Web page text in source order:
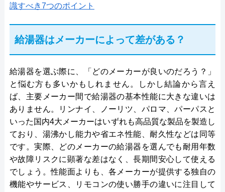
識すべき7つのポイント
給湯器はメーカーによって差がある？
給湯器を選ぶ際に、「どのメーカーが良いのだろう？」
と悩む方も多いかもしれません。しかし結論から言え
ば、主要メーカー間で給湯器の基本性能に大きな違いは
ありません。リンナイ、ノーリツ、パロマ、パーパスと
いった国内4大メーカーはいずれも高品質な製品を製造し
ており、湯沸かし能力や省エネ性能、耐久性などは同等
です。実際、どのメーカーの給湯器を選んでも耐用年数
や故障リスクに顕著な差はなく、長期間安心して使える
でしょう。性能面よりも、各メーカーが提供する独自の
機能やサービス、リモコンの使い勝手の違いに注目して